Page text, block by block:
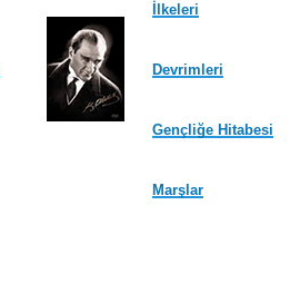
İlkeleri
Devrimleri
Gençliğe Hitabesi
Marşlar